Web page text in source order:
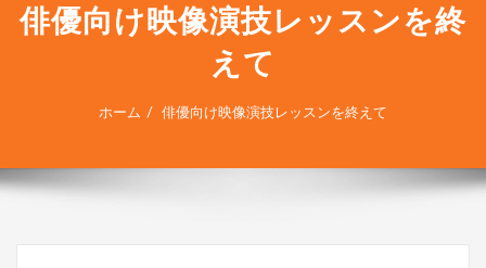
シ
ョ
ン
り
俳優向け映像演技レッスンを終
えて
ホーム 俳優向け映像演技レッスンを終えて